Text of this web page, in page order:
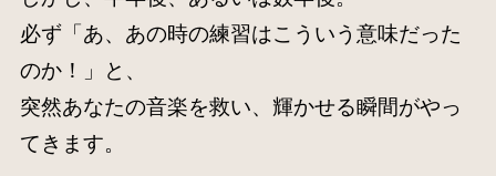
必ず「あ、あの時の練習はこういう意味だった
のか！」と、
突然あなたの音楽を救い、輝かせる瞬間がやっ
てきます。